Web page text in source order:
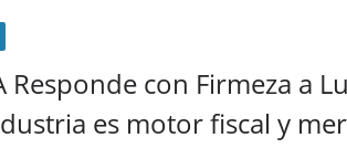
Responde con Firmeza a
es motor fiscal y